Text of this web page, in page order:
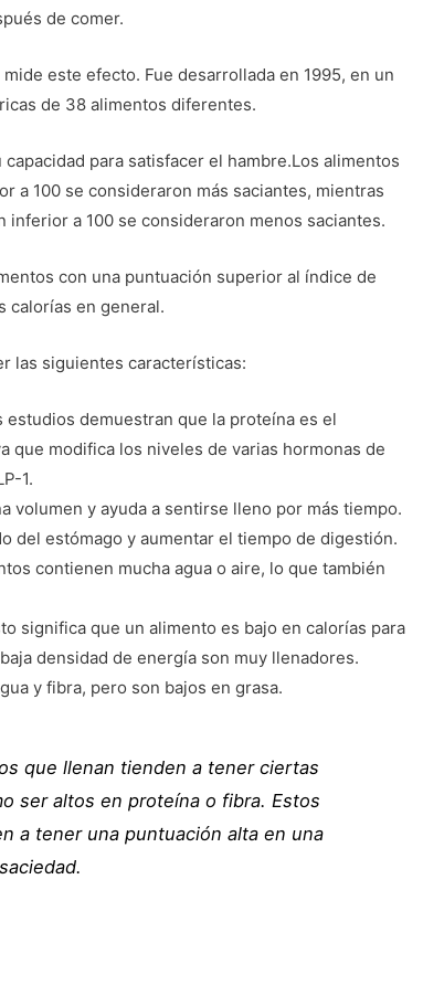
de comer.
este efecto. Fue desarrollada en 1995, en un
de 38 alimentos diferentes.
para satisfacer el hambre.Los alimentos
a 100 se consideraron más saciantes, mientras
a 100 se consideraron menos saciantes.
con una puntuación superior al índice de
calorías en general.
las siguientes características:
demuestran que la proteína es el
que modifica los niveles de varias hormonas de
1.
volumen y ayuda a sentirse lleno por más tiempo.
del estómago y aumentar el tiempo de digestión.
contienen mucha agua o aire, lo que también
significa que un alimento es bajo en calorías para
densidad de energía son muy llenadores.
y fibra, pero son bajos en grasa.
que llenan tienden a tener ciertas
ser altos en proteína o fibra. Estos
a tener una puntuación alta en una